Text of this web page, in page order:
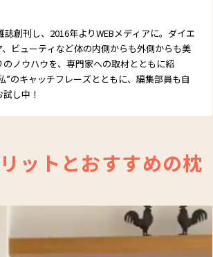
創刊し、2016年よりWEBメディアに。ダイエ
ビューティなど体の内側からも外側からも美
ノウハウを、専門家への取材とともに紹
”のキャッチフレーズとともに、編集部員も自
し中！
ットとおすすめの枕